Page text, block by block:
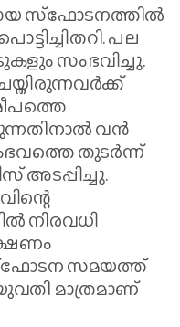
സ്‌ഫോടനത്തില്‍
പല
സംഭവിച്ചു.
വന്‍
തുടര്‍ന്ന്
അടപ്പിച്ചു.
നിരവധി
സമയത്ത്
മാത്രമാണ്